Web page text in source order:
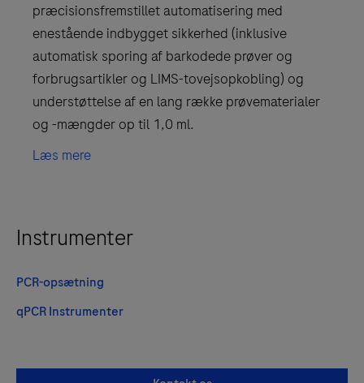
præcisionsfremstillet automatisering med
enestående indbygget sikkerhed (inklusive
automatisk sporing af barkodede prøver og
forbrugsartikler og LIMS-tovejsopkobling) og
understøttelse af en lang række prøvematerialer
og -mængder op til 1,0 ml.
Læs mere
Instrumenter
PCR-opsætning
qPCR Instrumenter